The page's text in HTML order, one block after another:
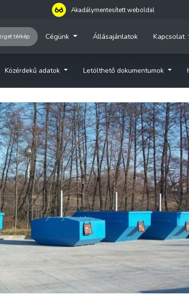
Akadálymentesített weboldal
térkép Cégünk Állásajánlatok Kapcsolat
Közérdekű adatok Letölthető dokumentumok